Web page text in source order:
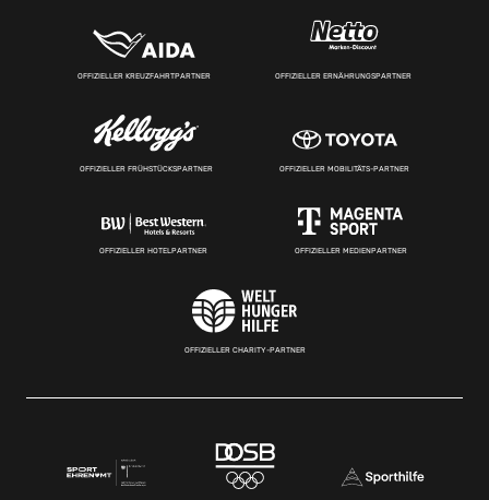
OFFIZIELLER KREUZFAHRTPARTNER OFFIZIELLER ERNÄHRUNGSPARTNER
OFFIZIELLER FRÜHSTÜCKSPARTNER OFFIZIELLER MOBILITÄTS-PARTNER
OFFIZIELLER HOTELPARTNER OFFIZIELLER MEDIENPARTNER
OFFIZIELLER CHARITY-PARTNER